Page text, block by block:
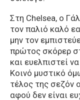
Στη Chelsea, ο
τον παλιό καλό
μην τον
πρώτος σκόρερ
και ευελπιστεί
Κοινό μυστικό
τέλος της σεζόν
αφού δεν είναι